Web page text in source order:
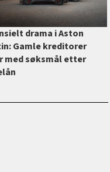
drama i Aston
Gamle kreditorer
med søksmål etter